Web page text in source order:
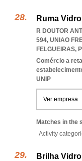
Ruma
R DOUTOR
594, UNIAO
FELGUEIRAS,
Comércio a
UNIP
Ver empresa
Matches in the
Activity
Brilha